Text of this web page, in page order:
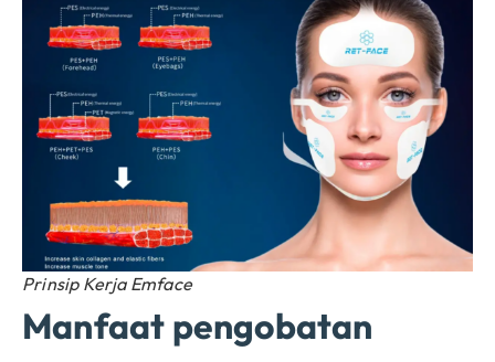
Prinsip Kerja Emface
Manfaat pengobatan